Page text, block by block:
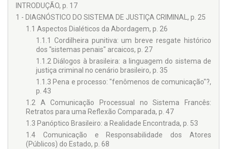
INTRODUÇÃO, p. 17
1 - DIAGNÓSTICO DO SISTEMA DE JUSTIÇA CRIMINAL, p. 25
1.1 Aspectos Dialéticos da Abordagem, p. 26
1.1.1 Cordilheira punitiva: um breve resgate histórico
dos "sistemas penais" arcaicos, p. 27
1.1.2 Diálogos à brasileira: a linguagem do sistema de
justiça criminal no cenário brasileiro, p. 35
1.1.3 Pena e processo: "fenômenos de comunicação"?,
p. 43
1.2 A Comunicação Processual no Sistema Francês:
Retratos para uma Reflexão Comparada, p. 47
1.3 Panóptico Brasileiro: a Realidade Encontrada, p. 53
1.4 Comunicação e Responsabilidade dos Atores
(Públicos) do Estado, p. 68